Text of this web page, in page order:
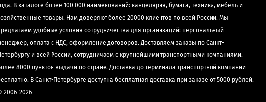
В каталоге более 100 000 наименований: канцелярия, бумага, техника, мебель и
товары. Нам доверяют более 20000 клиентов по всей России. Мы
удобные условия сотрудничества для организаций: персональный
оплата с НДС, оформление договоров. Доставляем заказы по Санкт-
и всей России, сотрудничаем с крупнейшими транспортными компаниями.
8000 пунктов выдачи по стране. Доставка до терминала транспортной компании —
В Санкт-Петербурге доступна бесплатная доставка при заказе от 5000 рублей.
2006–2026